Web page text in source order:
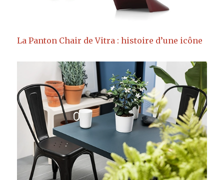
La Panton Chair de Vitra : histoire d’une icône